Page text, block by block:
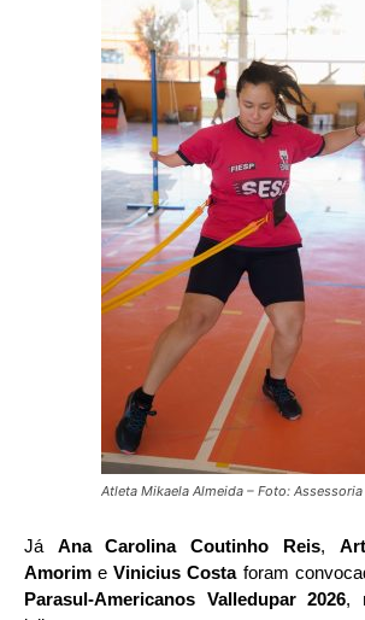
Atleta Mikaela Almeida – Foto: Assessoria
Já Ana Carolina Coutinho Reis,
Amorim eVinicius Costaforam
Parasul-Americanos Valledupar 2026,